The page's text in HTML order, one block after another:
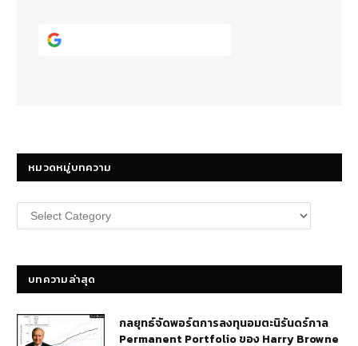
หมวดหมู่บทความ
หมวด
หมู่
บทความล่าสุด
กลยุทธ์​จัดพอร์ตการลงทุนอมตะนิรันดร์กาล
Permanent Portfolio ของ Harry Browne